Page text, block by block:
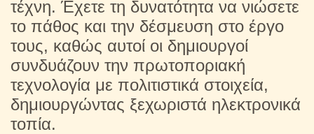
τέχνη. Έχετε τη δυνατότητα να νιώσετε
το πάθος και την δέσμευση στο έργο
τους, καθώς αυτοί οι δημιουργοί
συνδυάζουν την πρωτοποριακή
τεχνολογία με πολιτιστικά στοιχεία,
δημιουργώντας ξεχωριστά ηλεκτρονικά
τοπία.